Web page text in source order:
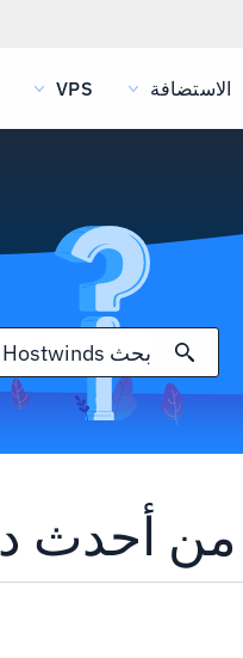
الاستضافة VPS